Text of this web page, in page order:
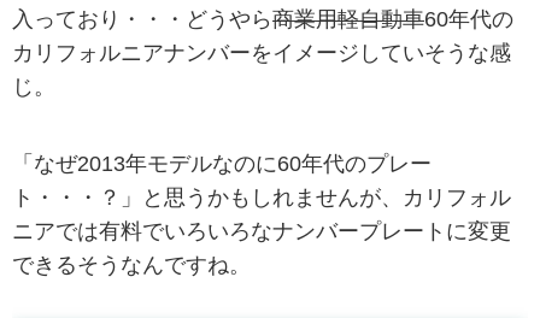
入っており・・・どうやら商業用軽自動車60年代の
カリフォルニアナンバーをイメージしていそうな感
じ。
「なぜ2013年モデルなのに60年代のプレー
ト・・・？」と思うかもしれませんが、カリフォル
ニアでは有料でいろいろなナンバープレートに変更
できるそうなんですね。